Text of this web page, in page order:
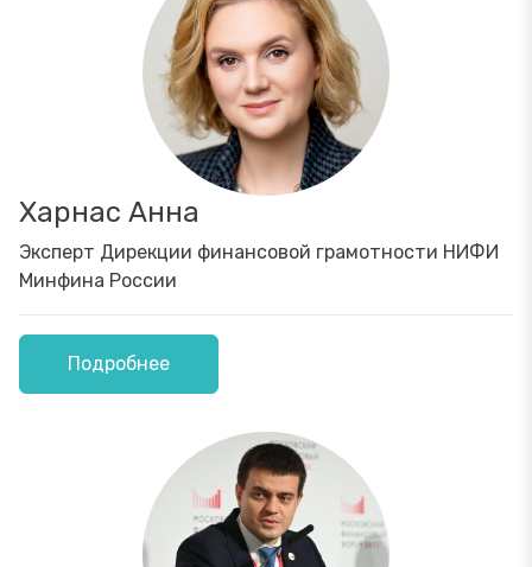
Харнас Анна
Эксперт Дирекции финансовой грамотности НИФИ
Минфина России
Подробнее